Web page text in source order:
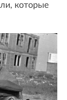
которые